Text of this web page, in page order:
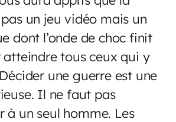
pas un jeu vidéo mais un
dont l’onde de choc finit
tous ceux qui y
une guerre est une
Il ne faut pas
à un seul homme. Les